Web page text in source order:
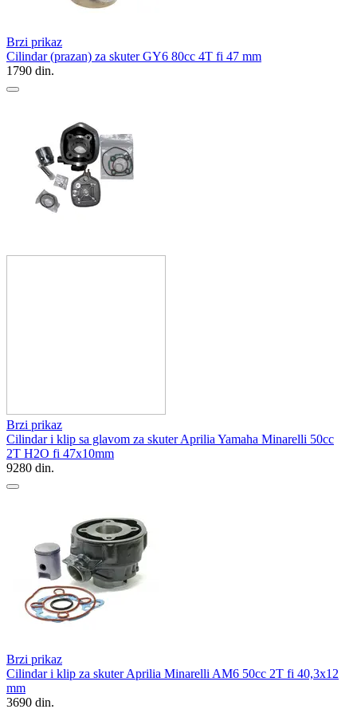
Brzi prikaz
Cilindar (prazan) za skuter GY6 80cc 4T fi 47 mm
1790 din.
Brzi prikaz
Cilindar i klip sa glavom za skuter Aprilia Yamaha Minarelli 50cc
2T H2O fi 47x10mm
9280 din.
Brzi prikaz
Cilindar i klip za skuter Aprilia Minarelli AM6 50cc 2T fi 40,3x12
mm
3690 din.